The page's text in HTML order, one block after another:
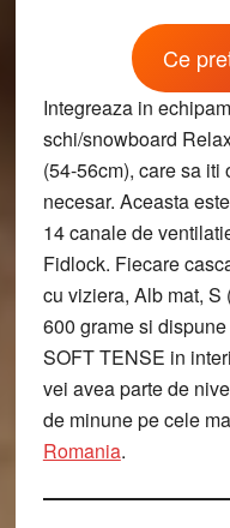
Ce
Integreaza in
schi/snowboard
(54-56cm), care sa
necesar. Aceasta
14 canale de
Fidlock. Fiecare
cu viziera, Alb mat, S
600 grame si
SOFT TENSE in
vei avea parte de
de minune pe cele
Romania.